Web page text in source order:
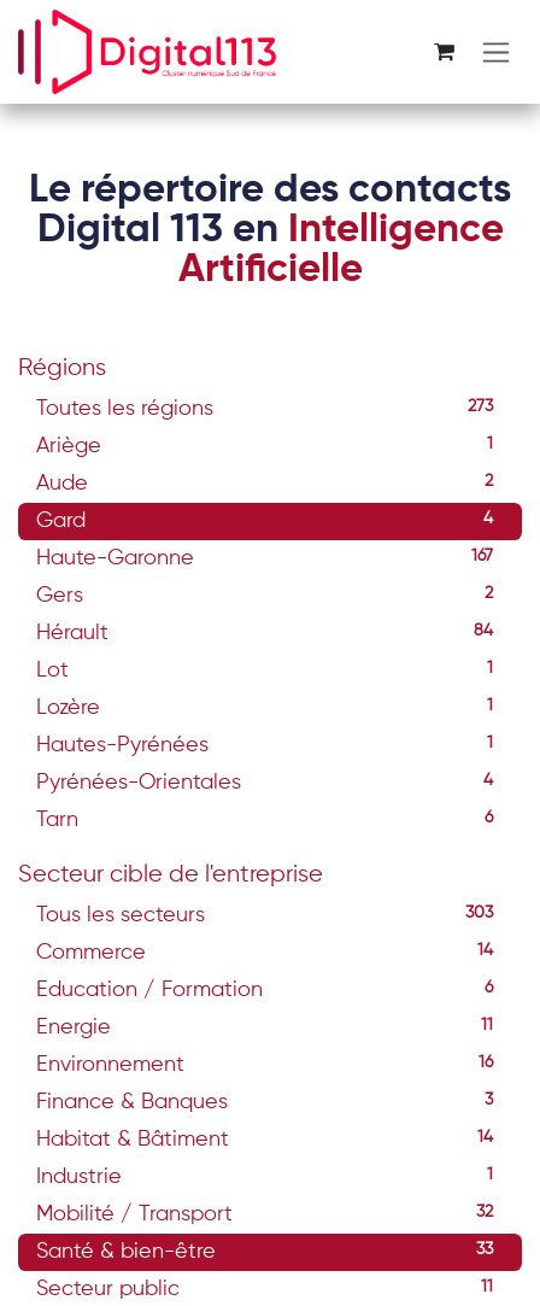
Se rendre au contenu
Le répertoire des contacts
Digital 113 en Intelligence
Artificielle
Régions
Toutes les régions 273
Ariège 1
Aude 2
Gard 4
Haute-Garonne 167
Gers 2
Hérault 84
Lot 1
Lozère 1
Hautes-Pyrénées 1
Pyrénées-Orientales 4
Tarn 6
Secteur cible de l'entreprise
Tous les secteurs 303
Commerce 14
Education / Formation 6
Energie 11
Environnement 16
Finance & Banques 3
Habitat & Bâtiment 14
Industrie 1
Mobilité / Transport 32
Santé & bien-être 33
Secteur public 11